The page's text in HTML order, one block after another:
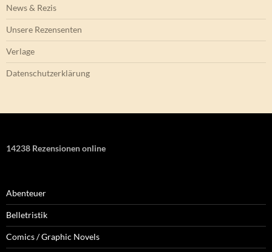
News & Rezis
Unsere Rezensenten
Verlage
Datenschutzerklärung
14238 Rezensionen online
Abenteuer
Belletristik
Comics / Graphic Novels